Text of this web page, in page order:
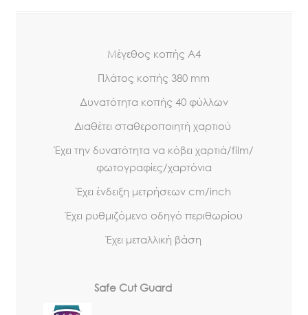
Μέγεθος κοπής Α4
Πλάτος κοπής 380 mm
Δυνατότητα κοπής 40 φύλλων
Διαθέτει σταθεροποιητή χαρτιού
Έχει την δυνατότητα να κόβει χαρτιά/film/
φωτογραφίες/χαρτόνια
Έχει ένδειξη μετρήσεων cm/inch
Έχει ρυθμιζόμενο οδηγό περιθωρίου
Έχει μεταλλική βάση
Safe Cut Guard